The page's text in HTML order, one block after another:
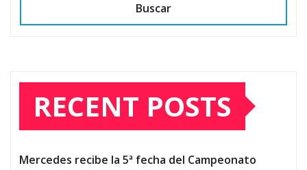
Buscar
RECENT POSTS
Mercedes recibe la 5ª fecha del Campeonato